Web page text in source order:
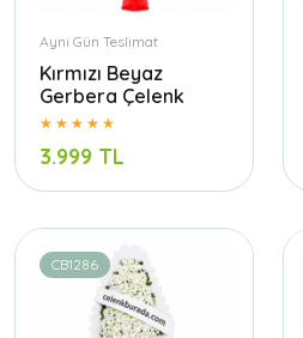
Aynı Gün Teslimat
Kırmızı Beyaz
Gerbera Çelenk
3.999 TL
CB1286